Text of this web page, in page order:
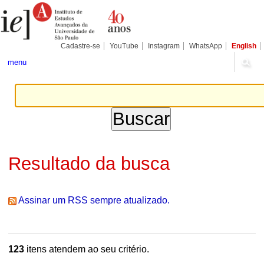
para
conteúdo.
Pessoais
Cadastre-se YouTube Instagram WhatsApp English
menu
Resultado da busca
Assinar um RSS sempre atualizado.
123itens atendem ao seu critério.